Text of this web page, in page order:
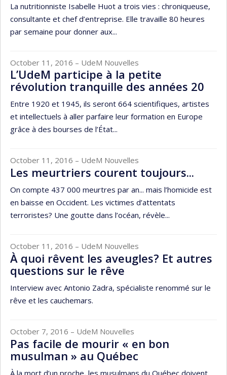
La nutritionniste Isabelle Huot a trois vies : chroniqueuse,
consultante et chef d’entreprise. Elle travaille 80 heures
par semaine pour donner aux...
October 11, 2016 – UdeM Nouvelles
L’UdeM participe à la petite
révolution tranquille des années 20
Entre 1920 et 1945, ils seront 664 scientifiques, artistes
et intellectuels à aller parfaire leur formation en Europe
grâce à des bourses de l’État...
October 11, 2016 – UdeM Nouvelles
Les meurtriers courent toujours...
On compte 437 000 meurtres par an... mais l’homicide est
en baisse en Occident. Les victimes d’attentats
terroristes? Une goutte dans l’océan, révèle...
October 11, 2016 – UdeM Nouvelles
À quoi rêvent les aveugles? Et autres
questions sur le rêve
Interview avec Antonio Zadra, spécialiste renommé sur le
rêve et les cauchemars.
October 7, 2016 – UdeM Nouvelles
Pas facile de mourir « en bon
musulman » au Québec
À la mort d’un proche, les musulmans du Québec doivent